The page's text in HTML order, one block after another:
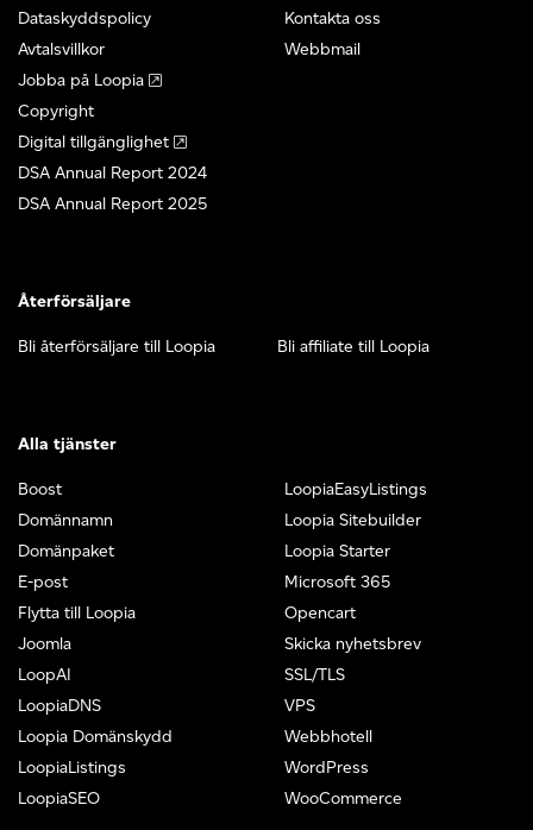
Dataskyddspolicy
Avtalsvillkor
Jobba på Loopia
Copyright
Digital tillgänglighet
DSA Annual Report 2024
DSA Annual Report 2025
Kontakta oss
Webbmail
Återförsäljare
Bli återförsäljare till Loopia Bli affiliate till Loopia
Alla tjänster
Boost
Domännamn
Domänpaket
E-post
Flytta till Loopia
Joomla
LoopAI
LoopiaDNS
Loopia Domänskydd
LoopiaListings
LoopiaSEO
LoopiaEasyListings
Loopia Sitebuilder
Loopia Starter
Microsoft 365
Opencart
Skicka nyhetsbrev
SSL/TLS
VPS
Webbhotell
WordPress
WooCommerce